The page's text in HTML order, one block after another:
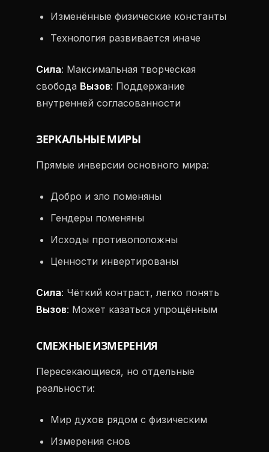
Изменённые физические константы
Технология развивается иначе
Сила: Максимальная творческая
свобода Вызов: Поддержание
внутренней согласованности
ЗЕРКАЛЬНЫЕ МИРЫ
Прямые инверсии основного мира:
Добро и зло поменяны
Гендеры поменяны
Исходы противоположны
Ценности инвертированы
Сила: Чёткий контраст, легко понять
Вызов: Может казаться упрощённым
СМЕЖНЫЕ ИЗМЕРЕНИЯ
Пересекающиеся, но отдельные
реальности:
Мир духов рядом с физическим
Измерения снов